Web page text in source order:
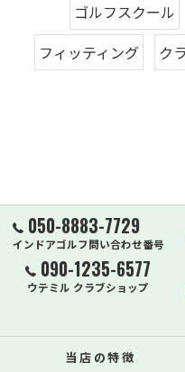
ゴルフスクール
フィッティング
ク
050-8883-7729
インドアゴルフ問い合わせ番号
090-1235-6577
ウテミル クラブショップ
当店の特徴